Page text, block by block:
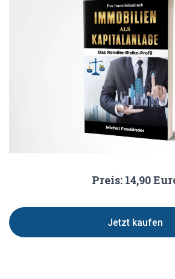
Preis: 14,90
Jetzt kaufen